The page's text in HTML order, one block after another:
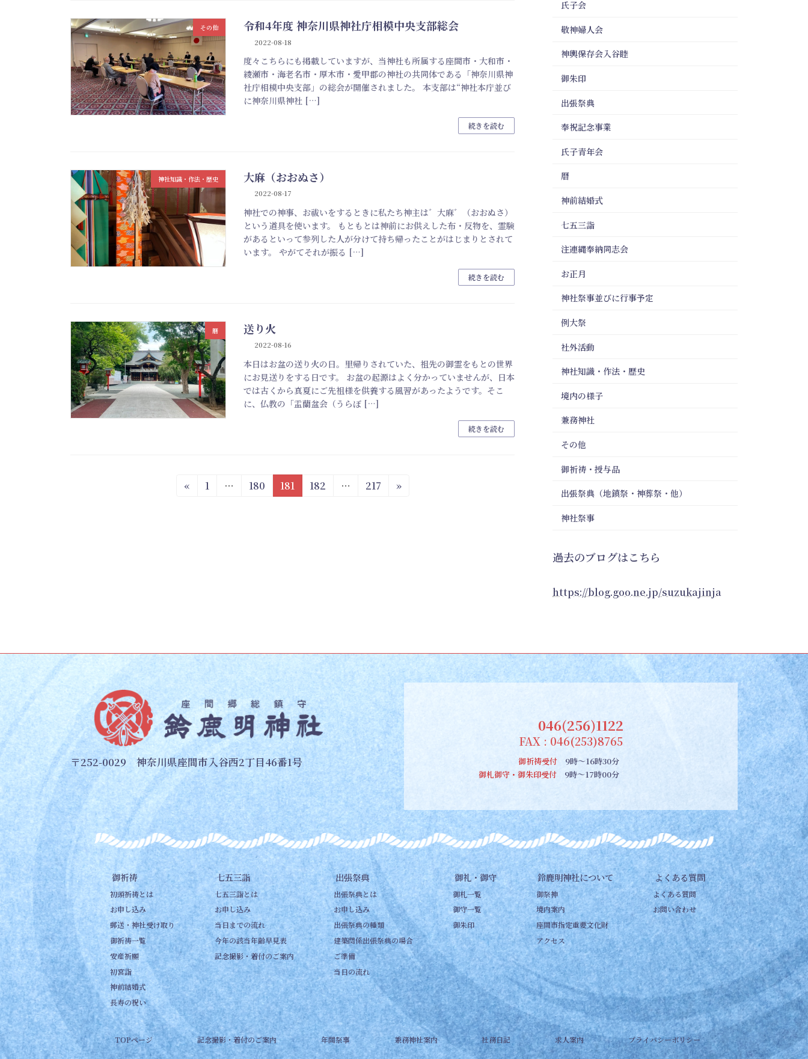
その他 令和4年度 神奈川県神社庁相模中央支部総会
2022-08-18
度々こちらにも掲載していますが、当神社も所属する座間市・大和市・
綾瀬市・海老名市・厚木市・愛甲郡の神社の共同体である「神奈川県神
社庁相模中央支部」の総会が開催されました。 本支部は“神社本庁並び
に神奈川県神社 […]
続きを読む
神社知識・作法・歴史 大麻（おおぬさ）
2022-08-17
神社での神事、お祓いをするときに私たち神主は゛大麻゛（おおぬさ）
という道具を使います。 もともとは神前にお供えした布・反物を、霊験
があるといって参列した人が分けて持ち帰ったことがはじまりとされて
います。 やがてそれが振る […]
続きを読む
暦 送り火
2022-08-16
本日はお盆の送り火の日。里帰りされていた、祖先の御霊をもとの世界
にお見送りをする日です。 お盆の起源はよく分かっていませんが、日本
では古くから真夏にご先祖様を供養する風習があったようです。そこ
に、仏教の「盂蘭盆会（うらぼ […]
続きを読む
り
«
固1 …
固
180
固
定
181
固
182 …
固
217 »
氏子会
敬神婦人会
神輿保存会入谷睦
御朱印
出張祭典
奉祝記念事業
氏子青年会
暦
神前結婚式
七五三詣
注連縄奉納同志会
お正月
神社祭事並びに行事予定
例大祭
社外活動
神社知識・作法・歴史
境内の様子
兼務神社
その他
御祈祷・授与品
出張祭典（地鎮祭・神葬祭・他）
神社祭事
過去のブログはこちら
https://blog.goo.ne.jp/suzukajinja
〒252-0029 神奈川県座間市入谷西2丁目46番1号
046(256)1122
FAX : 046(253)8765
御祈祷受付 9時～16時30分
御札御守・御朱印受付 9時～17時00分
御祈祷
初頭祈祷とは
お申し込み
郵送・神社受け取り
御祈祷一覧
安産祈願
初宮詣
神前結婚式
長寿の祝い
七五三詣
七五三詣とは
お申し込み
当日までの流れ
今年の該当年齢早見表
記念撮影・着付のご案内
出張祭典
出張祭典とは
お申し込み
出張祭典の種類
建築関係出張祭典の場合
ご準備
当日の流れ
御礼・御守
御札一覧
御守一覧
御朱印
鈴鹿明神社について
御祭神
境内案内
座間市指定重要文化財
アクセス
よくある質問
よくある質問
お問い合わせ
TOPページ 記念撮影・着付のご案内 年間祭事 兼務神社案内 社務日記 求人案内 プライバシーポリシー